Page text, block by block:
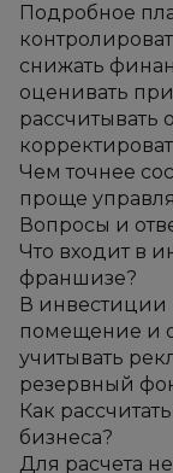
Подробное
снижать
оценивать
рассчитывать
Чем точнее
проще
Вопросы и
Что входит в
франшизе?
В инвестиции
помещение и
учитывать
резервный
Как
бизнеса?
Для расчета